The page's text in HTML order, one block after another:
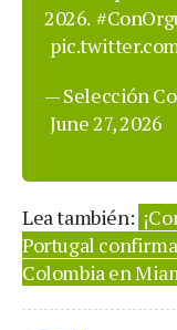
2026.
— Selección
June 27, 2026
Lea también:
Portugal
Colombia en